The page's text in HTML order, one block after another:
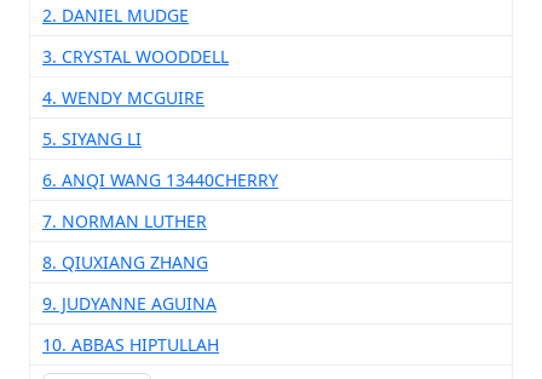
2. DANIEL MUDGE
3. CRYSTAL WOODDELL
4. WENDY MCGUIRE
5. SIYANG LI
6. ANQI WANG 13440CHERRY
7. NORMAN LUTHER
8. QIUXIANG ZHANG
9. JUDYANNE AGUINA
10. ABBAS HIPTULLAH